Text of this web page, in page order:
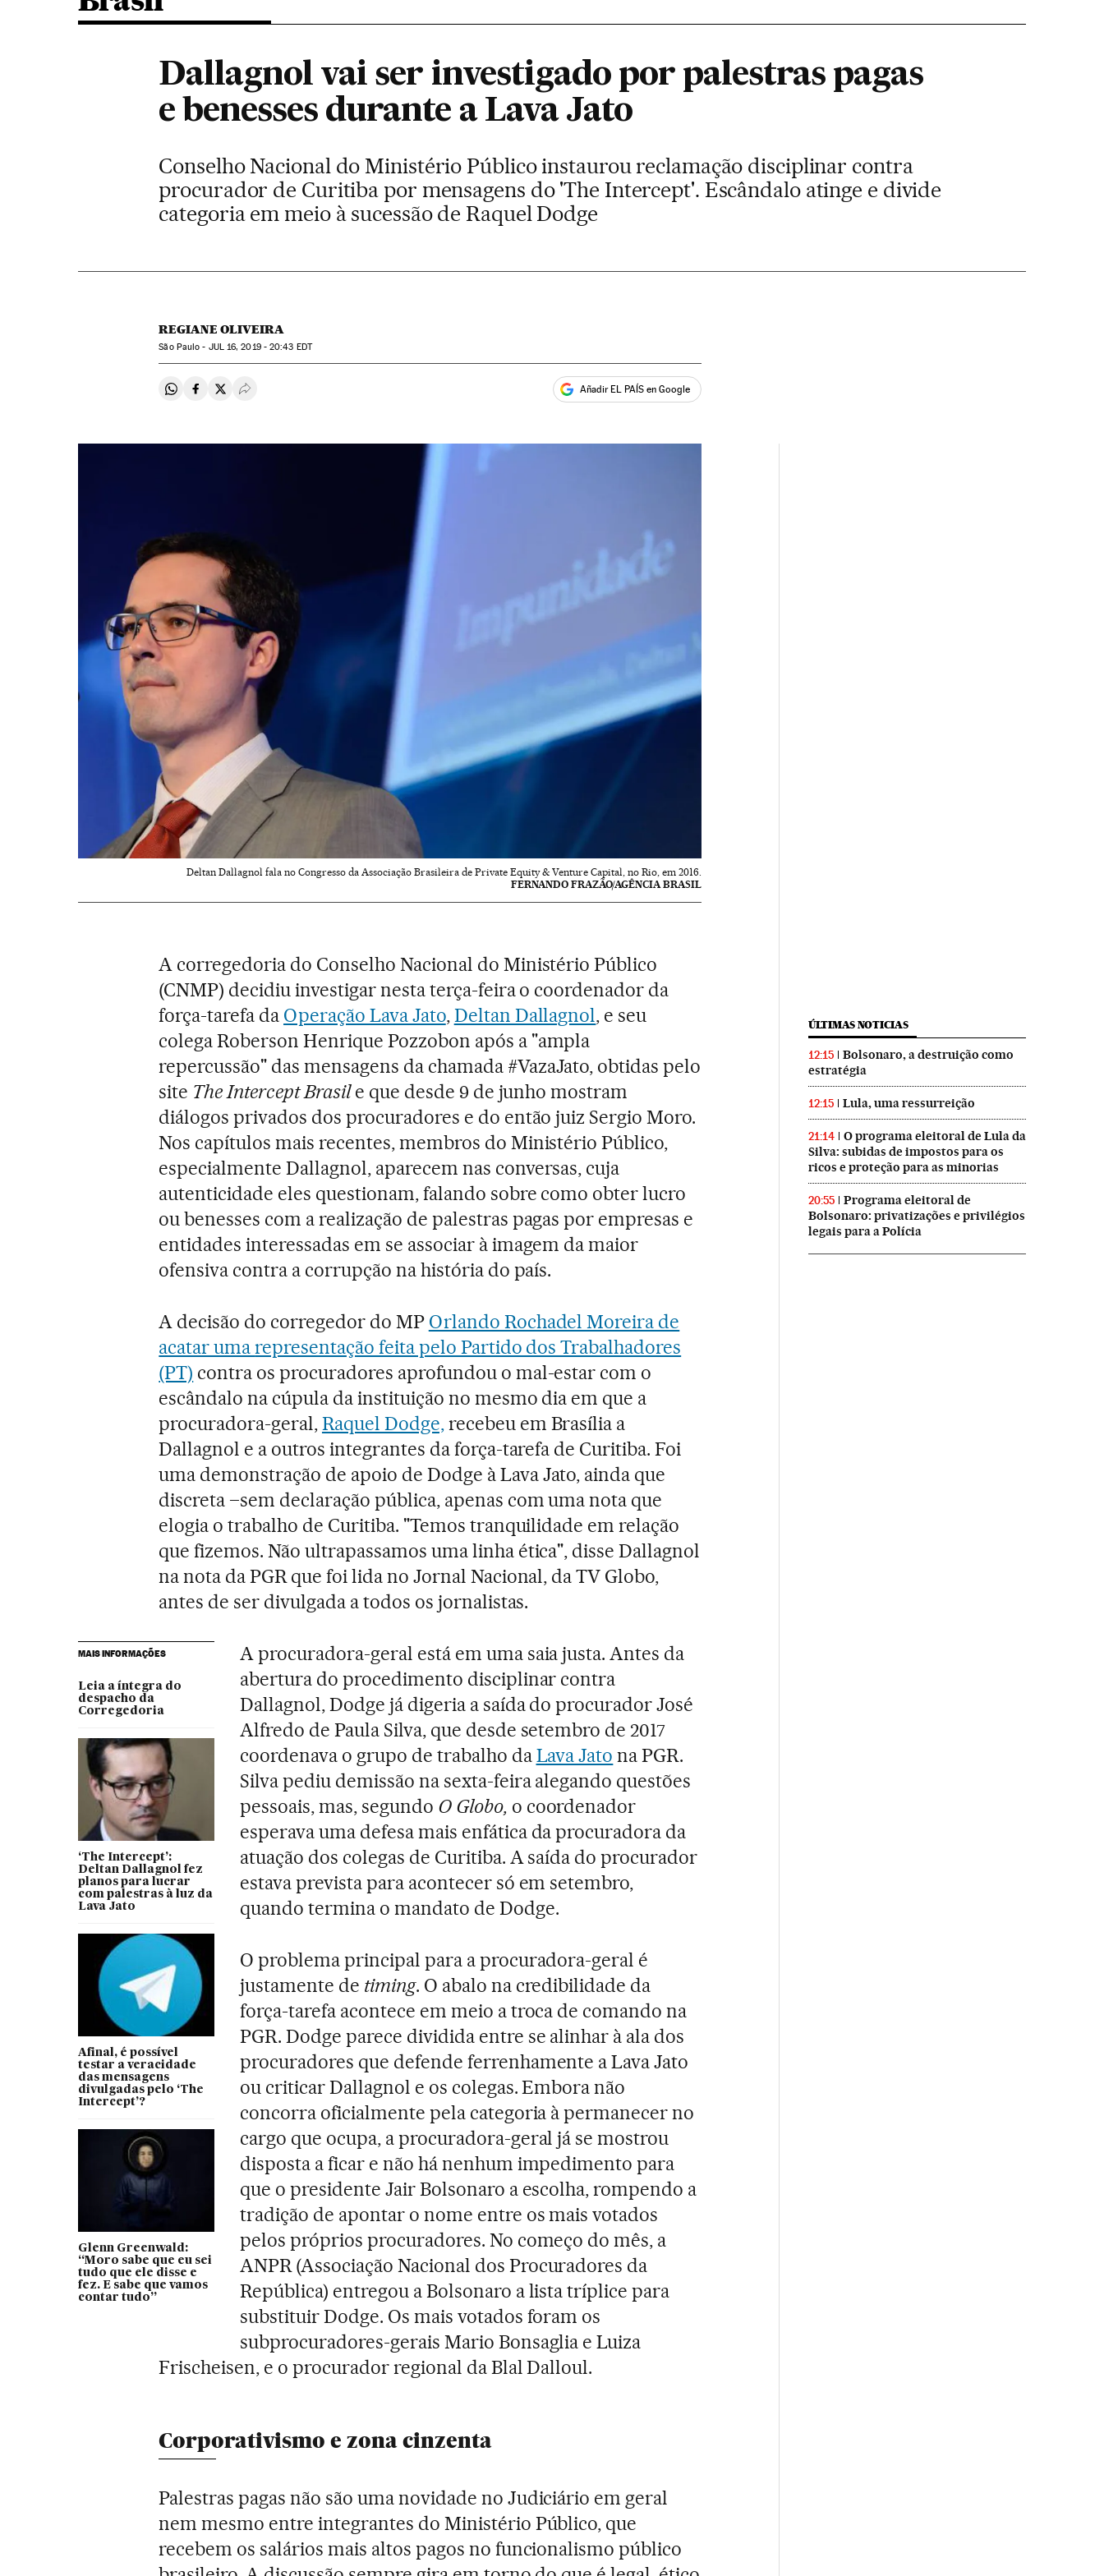
Dallagnol vai ser investigado por palestras pagas
e benesses durante a Lava Jato
Conselho Nacional do Ministério Público instaurou reclamação disciplinar contra
procurador de Curitiba por mensagens do 'The Intercept'. Escândalo atinge e divide
categoria em meio à sucessão de Raquel Dodge
REGIANE OLIVEIRA
São Paulo - JUL16, 2019 - 20:43 EDT
Compartir en Whatsapp
Compartir en Facebook
Compartir en Twitter
Desplegar Redes Sociales Añadir EL PAÍS en Google
Deltan Dallagnol fala no Congresso da Associação Brasileira de Private Equity & Venture Capital, no Rio, em 2016.
FERNANDO FRAZÃO/AGÊNCIA BRASIL
A corregedoria do Conselho Nacional do Ministério Público
(CNMP) decidiu investigar nesta terça-feira o coordenador da
força-tarefa da Operação Lava Jato,Deltan Dallagnol, e seu
colega Roberson Henrique Pozzobon após a "ampla
repercussão" das mensagens da chamada #VazaJato, obtidas pelo
site The Intercept Brasile que desde 9 de junho mostram
diálogos privados dos procuradores e do então juiz Sergio Moro.
Nos capítulos mais recentes, membros do Ministério Público,
especialmente Dallagnol, aparecem nas conversas, cuja
autenticidade eles questionam, falando sobre como obter lucro
ou benesses com a realização de palestras pagas por empresas e
entidades interessadas em se associar à imagem da maior
ofensiva contra a corrupção na história do país.
A decisão do corregedor do MP Orlando Rochadel Moreira de
acatar umarepresentação feita pelo Partido dos Trabalhadores
(PT) contra os procuradores aprofundou o mal-estar com o
escândalo na cúpula da instituição no mesmo dia em que a
procuradora-geral,Raquel Dodge,recebeu em Brasília a
Dallagnol e a outros integrantes da força-tarefa de Curitiba. Foi
uma demonstração de apoio de Dodge à Lava Jato, ainda que
discreta –sem declaração pública, apenas com uma nota que
elogia o trabalho de Curitiba. "Temos tranquilidade em relação
que fizemos. Não ultrapassamos uma linha ética", disse Dallagnol
na nota da PGR que foi lida no Jornal Nacional, da TV Globo,
antes de ser divulgada a todos os jornalistas.
MAIS INFORMAÇÕES
Leia a íntegra do
despacho da
Corregedoria
‘The Intercept’:
Deltan Dallagnol fez
planos para lucrar
com palestras à luz da
Lava Jato
Afinal, é possível
testar a veracidade
das mensagens
divulgadas pelo ‘The
Intercept’?
Glenn Greenwald:
“Moro sabe que eu sei
tudo que ele disse e
fez. E sabe que vamos
contar tudo”
A procuradora-geral está em uma saia justa. Antes da
abertura do procedimento disciplinar contra
Dallagnol, Dodge já digeria a saída do procurador José
Alfredo de Paula Silva, que desde setembro de 2017
coordenava o grupo de trabalho daLava Jato na PGR.
Silva pediu demissão na sexta-feira alegando questões
pessoais, mas, segundo O Globo, o coordenador
esperava uma defesa mais enfática da procuradora da
atuação dos colegas de Curitiba. A saída do procurador
estava prevista para acontecer só em setembro,
quando termina o mandato de Dodge.
O problema principal para a procuradora-geral é
justamente de timing. O abalo na credibilidade da
força-tarefa acontece em meio a troca de comando na
PGR. Dodge parece dividida entre se alinhar à ala dos
procuradores que defende ferrenhamente a Lava Jato
ou criticar Dallagnol e os colegas. Embora não
concorra oficialmente pela categoria à permanecer no
cargo que ocupa, a procuradora-geral já se mostrou
disposta a ficar e não há nenhum impedimento para
que o presidente Jair Bolsonaro a escolha, rompendo a
tradição de apontar o nome entre os mais votados
pelos próprios procuradores. No começo do mês, a
ANPR (Associação Nacional dos Procuradores da
República) entregou a Bolsonaro a lista tríplice para
substituir Dodge. Os mais votados foram os
subprocuradores-gerais Mario Bonsaglia e Luiza
Frischeisen, e o procurador regional da Blal Dalloul.
Corporativismo e zona cinzenta
Palestras pagas não são uma novidade no Judiciário em geral
nem mesmo entre integrantes do Ministério Público, que
recebem os salários mais altos pagos no funcionalismo público
ÚLTIMAS NOTICIAS
12:15
Bolsonaro, a destruição como
estratégia
12:15 Lula, uma ressurreição
21:14
O programa eleitoral de Lula da
Silva: subidas de impostos para os
ricos e proteção para as minorias
20:55
Programa eleitoral de
Bolsonaro: privatizações e privilégios
legais para a Polícia